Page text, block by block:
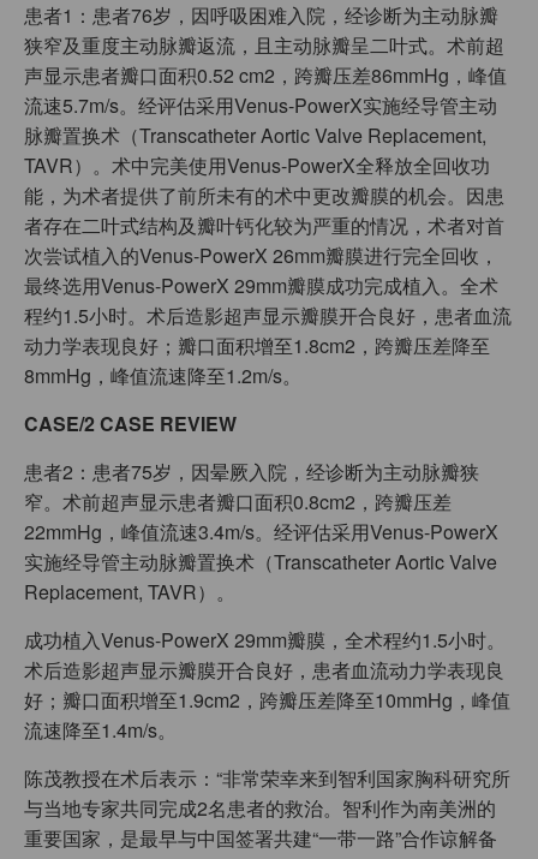
患者1：患者76岁，因呼吸困难入院，经诊断为主动脉瓣
狭窄及重度主动脉瓣返流，且主动脉瓣呈二叶式。术前超
声显示患者瓣口面积0.52 cm2，跨瓣压差86mmHg，峰值
流速5.7m/s。经评估采用Venus-PowerX实施经导管主动
脉瓣置换术（Transcatheter Aortic Valve Replacement,
TAVR）。术中完美使用Venus-PowerX全释放全回收功
能，为术者提供了前所未有的术中更改瓣膜的机会。因患
者存在二叶式结构及瓣叶钙化较为严重的情况，术者对首
次尝试植入的Venus-PowerX 26mm瓣膜进行完全回收，
最终选用Venus-PowerX 29mm瓣膜成功完成植入。全术
程约1.5小时。术后造影超声显示瓣膜开合良好，患者血流
动力学表现良好；瓣口面积增至1.8cm2，跨瓣压差降至
8mmHg，峰值流速降至1.2m/s。
CASE/2 CASE REVIEW
患者2：患者75岁，因晕厥入院，经诊断为主动脉瓣狭
窄。术前超声显示患者瓣口面积0.8cm2，跨瓣压差
22mmHg，峰值流速3.4m/s。经评估采用Venus-PowerX
实施经导管主动脉瓣置换术（Transcatheter Aortic Valve
Replacement, TAVR）。
成功植入Venus-PowerX 29mm瓣膜，全术程约1.5小时。
术后造影超声显示瓣膜开合良好，患者血流动力学表现良
好；瓣口面积增至1.9cm2，跨瓣压差降至10mmHg，峰值
流速降至1.4m/s。
陈茂教授在术后表示：“非常荣幸来到智利国家胸科研究所
与当地专家共同完成2名患者的救治。智利作为南美洲的
重要国家，是最早与中国签署共建“一带一路”合作谅解备